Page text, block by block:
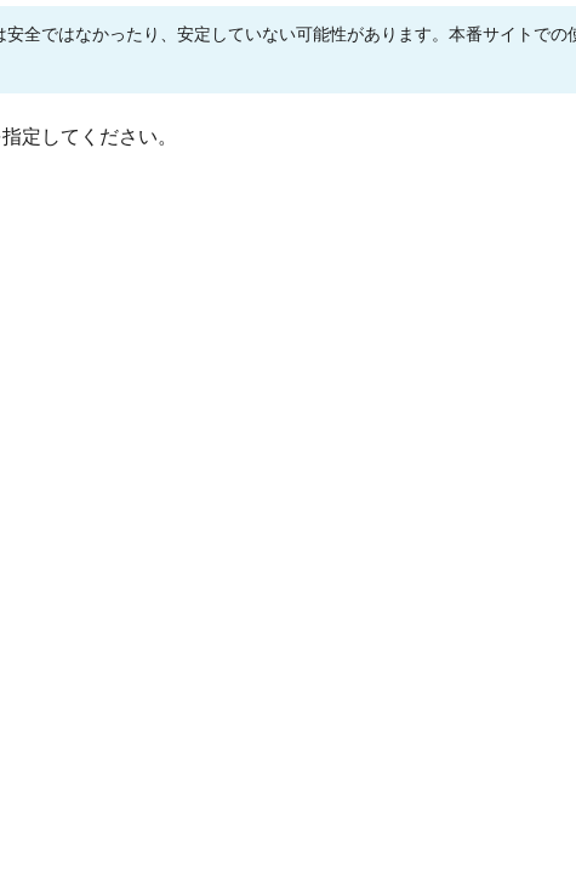
全ではなかったり、安定していない可能性があります。本番サイトでの
定してください。